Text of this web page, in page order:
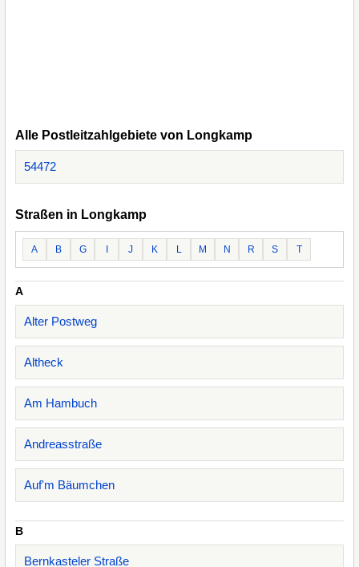
Alle Postleitzahlgebiete von Longkamp
54472
Straßen in Longkamp
A B G J K L M N R S T
A
Alter Postweg
Altheck
Am Hambuch
Andreasstraße
Auf'm Bäumchen
B
Bernkasteler Straße